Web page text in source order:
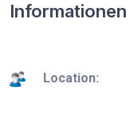
Informationen
Location: